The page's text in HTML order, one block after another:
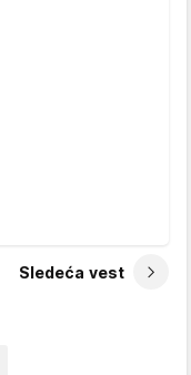
Sledeća vest